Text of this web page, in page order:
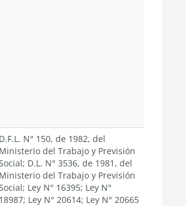
D.F.L. N° 150, de 1982, del
Ministerio del Trabajo y Previsión
D.L. N° 3536, de 1981, del
Ministerio del Trabajo y Previsión
Ley N° 16395; Ley N°
18987; Ley N° 20614; Ley N° 20665